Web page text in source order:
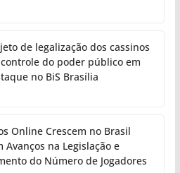
de legalização dos cassinos
do poder público em
no BiS Brasília
Online Crescem no Brasil
Avanços na Legislação e
do Número de Jogadores